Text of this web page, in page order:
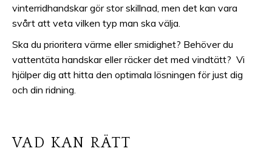
vinterridhandskar gör stor skillnad, men det kan vara
svårt att veta vilken typ man ska välja.
Ska du prioritera värme eller smidighet? Behöver du
vattentäta handskar eller räcker det med vindtätt? Vi
hjälper dig att hitta den optimala lösningen för just dig
och din ridning.
VAD KAN RÄTT